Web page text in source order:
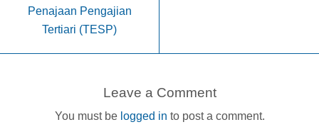
Penajaan Pengajian
Tertiari (TESP)
Leave a Comment
You must be logged in to post a comment.